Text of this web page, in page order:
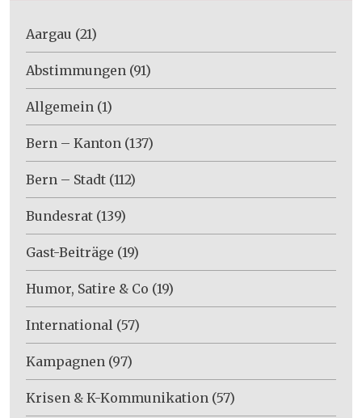
Aargau (21)
Abstimmungen (91)
Allgemein (1)
Bern – Kanton (137)
Bern – Stadt (112)
Bundesrat (139)
Gast-Beiträge (19)
Humor, Satire & Co (19)
International (57)
Kampagnen (97)
Krisen & K-Kommunikation (57)